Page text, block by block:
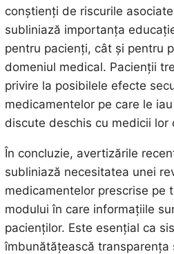
conștienți de riscurile
subliniază importanța
pentru pacienți, cât și pentru
domeniul medical. Pacienții
privire la posibilele efecte
medicamentelor pe care le
discute deschis cu medicii lor
În concluzie, avertizările
subliniază necesitatea unei
medicamentelor prescrise pe
modului în care informațiile
pacienților. Este esențial ca
îmbunătățească transparența